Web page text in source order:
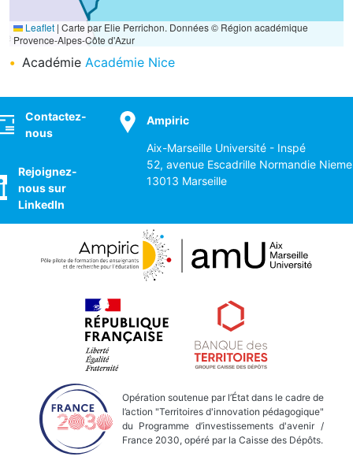
Saint-
Tropez
Leaflet | Carte par Elie Perrichon. Données © Région académique
Provence-Alpes-Côte d'Azur
Académie Académie Nice
Contactez-
nous
Rejoignez-
nous sur
LinkedIn
Ampiric
Aix-Marseille Université - Inspé
52, avenue Escadrille Normandie
13013 Marseille
Opération soutenue par l’État dans le cadre de
l’action "Territoires d'innovation pédagogique"
du Programme d’investissements d'avenir /
France 2030, opéré par la Caisse des Dépôts.